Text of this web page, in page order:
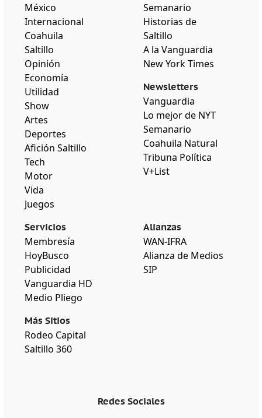
México
Internacional
Coahuila
Saltillo
Opinión
Economía
Utilidad
Show
Artes
Deportes
Afición Saltillo
Tech
Motor
Vida
Juegos
Semanario
Historias de
Saltillo
A la Vanguardia
New York Times
Newsletters
Vanguardia
Lo mejor de NYT
Semanario
Coahuila Natural
Tribuna Política
V+List
Servicios
Membresía
HoyBusco
Publicidad
Vanguardia HD
Medio Pliego
Más Sitios
Rodeo Capital
Saltillo 360
Alianzas
WAN-IFRA
Alianza de Medios
SIP
Redes Sociales